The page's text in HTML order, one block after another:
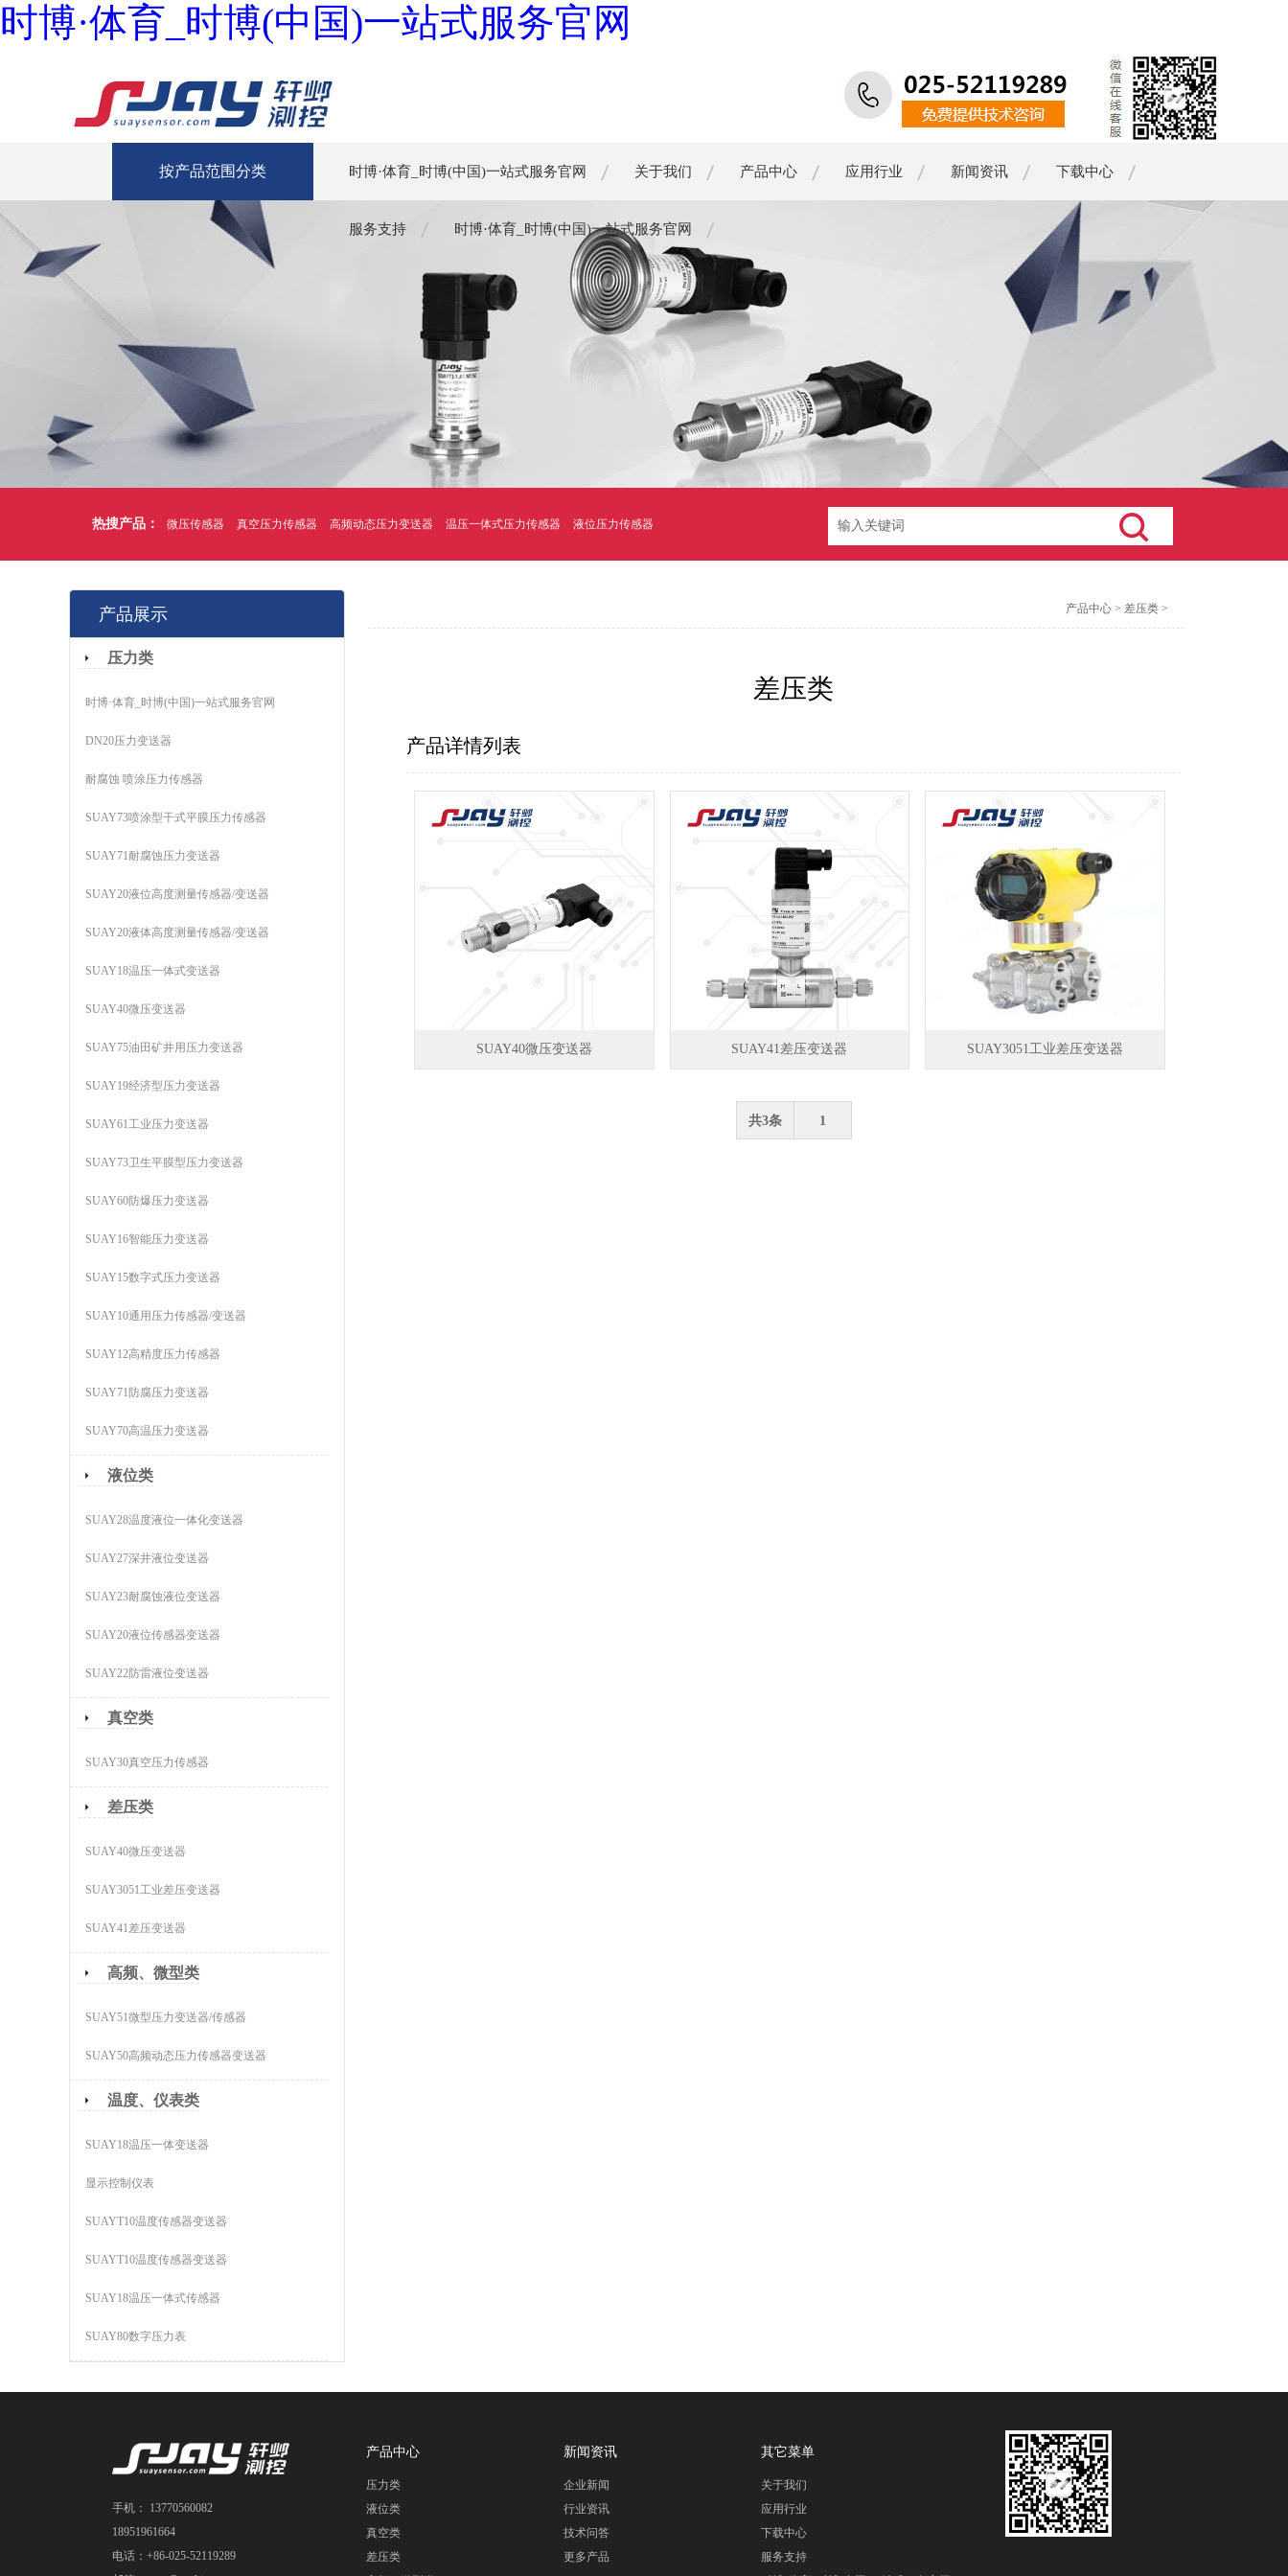
时博·体育_时博(中国)一站式服务官网
按产品范围分类 时博·体育_时博(中国)一站式服务官网 关于我们 产品中心 应用行业 新闻资讯 下载中心
服务支持 时博·体育_时博(中国)一站式服务官网
热搜产品： 微压传感器 真空压力传感器 高频动态压力变送器 温压一体式压力传感器 液位压力传感器
产品中心> 差压类>
差压类
产品详情列表
SUAY40微压变送器 SUAY41差压变送器 SUAY3051工业差压变送器
共3条 1
产品展示
压力类
时博·体育_时博(中国)一站式服务官网
DN20压力变送器
耐腐蚀 喷涂压力传感器
SUAY73喷涂型干式平膜压力传感器
SUAY71耐腐蚀压力变送器
SUAY20液位高度测量传感器/变送器
SUAY20液体高度测量传感器/变送器
SUAY18温压一体式变送器
SUAY40微压变送器
SUAY75油田矿井用压力变送器
SUAY19经济型压力变送器
SUAY61工业压力变送器
SUAY73卫生平膜型压力变送器
SUAY60防爆压力变送器
SUAY16智能压力变送器
SUAY15数字式压力变送器
SUAY10通用压力传感器/变送器
SUAY12高精度压力传感器
SUAY71防腐压力变送器
SUAY70高温压力变送器
液位类
SUAY28温度液位一体化变送器
SUAY27深井液位变送器
SUAY23耐腐蚀液位变送器
SUAY20液位传感器变送器
SUAY22防雷液位变送器
真空类
SUAY30真空压力传感器
差压类
SUAY40微压变送器
SUAY3051工业差压变送器
SUAY41差压变送器
高频、微型类
SUAY51微型压力变送器/传感器
SUAY50高频动态压力传感器变送器
温度、仪表类
SUAY18温压一体变送器
显示控制仪表
SUAYT10温度传感器变送器
SUAYT10温度传感器变送器
SUAY18温压一体式传感器
SUAY80数字压力表
手机： 13770560082
18951961664
电话：+86-025-52119289
产品中心
压力类
液位类
真空类
差压类
新闻资讯
企业新闻
行业资讯
技术问答
更多产品
其它菜单
关于我们
应用行业
下载中心
服务支持